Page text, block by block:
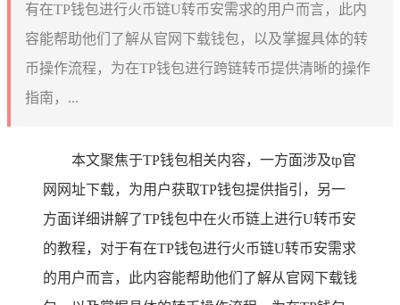
有在TP钱包进行火币链U转币安需求的用户而言，此内
容能帮助他们了解从官网下载钱包，以及掌握具体的转
币操作流程，为在TP钱包进行跨链转币提供清晰的操作
指南，...
本文聚焦于TP钱包相关内容，一方面涉及tp官
网网址下载，为用户获取TP钱包提供指引，另一
方面详细讲解了TP钱包中在火币链上进行U转币安
的教程，对于有在TP钱包进行火币链U转币安需求
的用户而言，此内容能帮助他们了解从官网下载钱